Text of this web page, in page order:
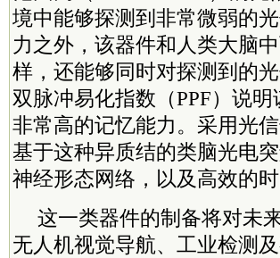
境中能够探测到非常微弱的
力之外，该器件和人类大脑
样，还能够同时对探测到的
双脉冲易化指数（PPF）说
非常高的记忆能力。采用光
基于这种异质结的类脑光电
神经形态网络，以及高效的
这一类器件的制备将对未
无人机视觉导航、工业检测